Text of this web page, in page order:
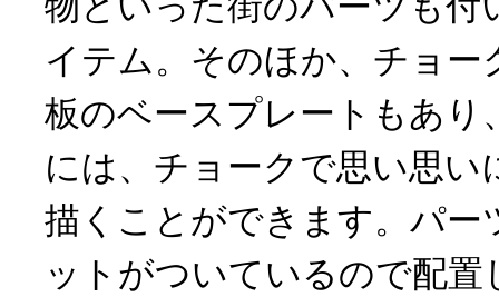
イテム。そのほか、チョー
板のベースプレートもあり
には、チョークで思い思い
描くことができます。パー
ットがついているので配